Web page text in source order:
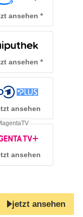
ansehen
ansehen
ansehen
ansehen
jetzt ansehen